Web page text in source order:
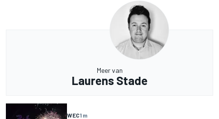
Meer van
Laurens Stade
WEC1 m